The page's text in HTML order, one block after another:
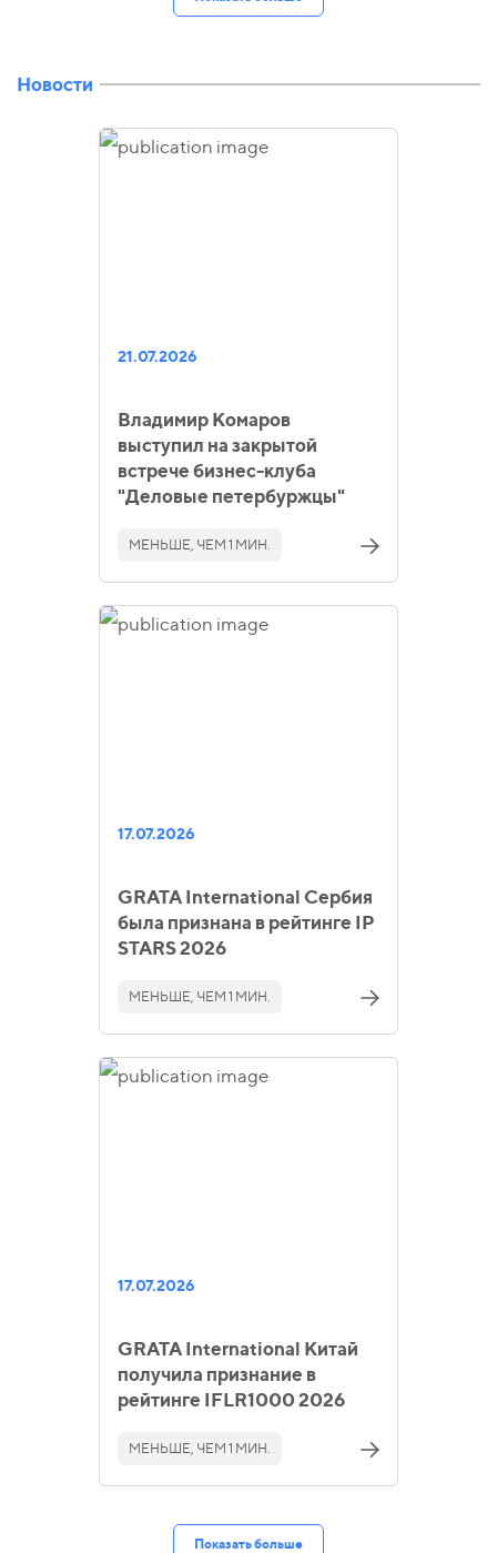
Новости
21.07.2026
Владимир Комаров
выступил на закрытой
встрече бизнес-клуба
"Деловые петербуржцы"
МЕНЬШЕ, ЧЕМ 1 МИН.
17.07.2026
GRATA International Сербия
была признана в рейтинге IP
STARS 2026
МЕНЬШЕ, ЧЕМ 1 МИН.
17.07.2026
GRATA International Китай
получила признание в
рейтинге IFLR1000 2026
МЕНЬШЕ, ЧЕМ 1 МИН.
Показать больше